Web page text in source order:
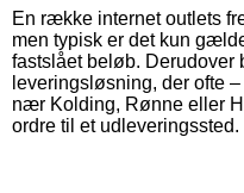
En række internet outlets
men typisk er det kun
fastslået beløb. Derudover
leveringsløsning, der ofte
nær Kolding, Rønne eller
ordre til et udleveringssted.